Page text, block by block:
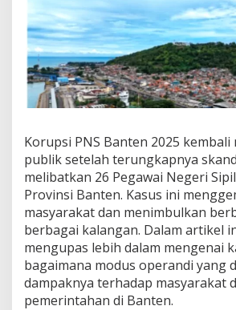
Korupsi PNS Banten 2025
publik setelah terungkapnya
melibatkan 26 Pegawai Negeri
Provinsi Banten. Kasus ini
masyarakat dan menimbulkan
berbagai kalangan. Dalam artikel
mengupas lebih dalam mengenai
bagaimana modus operandi yang
dampaknya terhadap masyarakat
pemerintahan di Banten.